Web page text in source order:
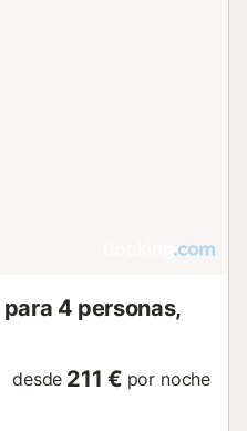
4 personas,
desde 211 € por noche